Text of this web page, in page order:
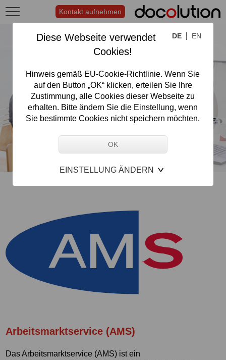
DE EN
Diese Webseite verwendet
Cookies!
Hinweis gemäß EU-Cookie-Richtlinie. Wenn Sie
auf den Button „OK“ klicken, erteilen Sie Ihre
Zustimmung, alle Cookies dieser Webseite zu
erhalten. Bitte ändern Sie die Einstellung, wenn
Sie bestimmte Cookies nicht speichern möchten.
EINSTELLUNG ÄNDERN
Kontakt aufnehmen
Arbeitsmarktservice (AMS)
Das Arbeitsmarktservice (AMS) ist ein